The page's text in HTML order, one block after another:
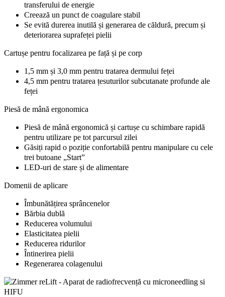
transferului de energie
Creează un punct de coagulare stabil
Se evită durerea inutilă și generarea de căldură, precum și
deteriorarea suprafeței pielii
Cartușe pentru focalizarea pe față și pe corp
1,5 mm și 3,0 mm pentru tratarea dermului feței
4,5 mm pentru tratarea țesuturilor subcutanate profunde ale
feței
Piesă de mână ergonomica
Piesă de mână ergonomică și cartușe cu schimbare rapidă
pentru utilizare pe tot parcursul zilei
Găsiți rapid o poziție confortabilă pentru manipulare cu cele
trei butoane „Start”
LED-uri de stare și de alimentare
Domenii de aplicare
Îmbunătățirea sprâncenelor
Bărbia dublă
Reducerea volumului
Elasticitatea pielii
Reducerea ridurilor
Întinerirea pielii
Regenerarea colagenului